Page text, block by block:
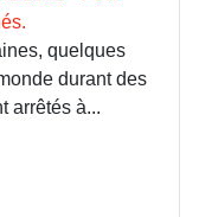
quelques
durant des
arrêtés à...